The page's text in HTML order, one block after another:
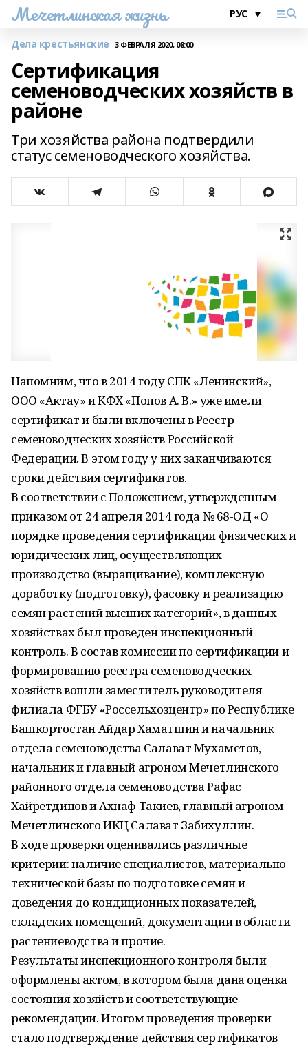
Мечетлинская жизнь
Дела крестьянские 3 ФЕВРАЛЯ 2020, 08:00
Сертификация
семеноводческих хозяйств в
районе
Три хозяйства района подтвердили
статус семеноводческого хозяйства.
Напомним, что в 2014 году СПК «Ленинский»,
ООО «Актау» и КФХ «Попов А. В.» уже имели
сертификат и были включены в Реестр
семеноводческих хозяйств Российской
Федерации. В этом году у них заканчиваются
сроки действия сертификатов.
В соответствии с Положением, утвержденным
приказом от 24 апреля 2014 года № 68-ОД «О
порядке проведения сертификации физических и
юридических лиц, осуществляющих
производство (выращивание), комплексную
доработку (подготовку), фасовку и реализацию
семян растений высших категорий», в данных
хозяйствах был проведен инспекционный
контроль. В состав комиссии по сертификации и
формированию реестра семеноводческих
хозяйств вошли заместитель руководителя
филиала ФГБУ «Россельхозцентр» по Республике
Башкортостан Айдар Хаматшин и начальник
отдела семеноводства Салават Мухаметов,
начальник и главный агроном Мечетлинского
районного отдела семеноводства Рафас
Хайретдинов и Ахнаф Такиев, главный агроном
Мечетлинского ИКЦ Салават Забихуллин.
В ходе проверки оценивались различные
критерии: наличие специалистов, материально-
технической базы по подготовке семян и
доведения до кондиционных показателей,
складских помещений, документации в области
растениеводства и прочие.
Результаты инспекционного контроля были
оформлены актом, в котором была дана оценка
состояния хозяйств и соответствующие
рекомендации. Итогом проведения проверки
стало подтверждение действия сертификатов